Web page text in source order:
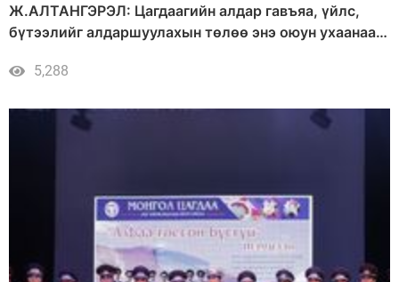
Ж.АЛТАНГЭРЭЛ: Цагдаагийн алдар гавъяа, үйлс,
бүтээлийг алдаршуулахын төлөө энэ оюун ухаанаа
5,288